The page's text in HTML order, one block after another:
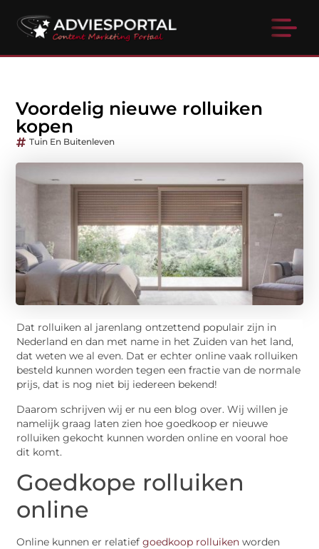
Voordelig nieuwe rolluiken
kopen
Tuin En Buitenleven
Dat rolluiken al jarenlang ontzettend populair zijn in
Nederland en dan met name in het Zuiden van het land,
dat weten we al even. Dat er echter online vaak rolluiken
besteld kunnen worden tegen een fractie van de normale
prijs, dat is nog niet bij iedereen bekend!
Daarom schrijven wij er nu een blog over. Wij willen je
namelijk graag laten zien hoe goedkoop er nieuwe
rolluiken gekocht kunnen worden online en vooral hoe
dit komt.
Goedkope rolluiken
online
Online kunnen er relatiefgoedkoop rolluiken worden